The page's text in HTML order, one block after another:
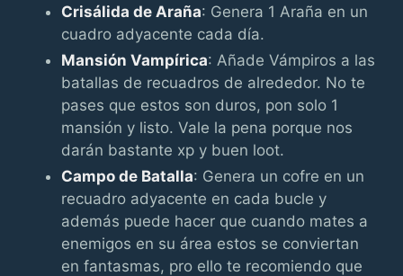
Crisálida de Araña: Genera 1 Araña en un
cuadro adyacente cada día.
Mansión Vampírica: Añade Vámpiros a las
batallas de recuadros de alrededor. No te
pases que estos son duros, pon solo 1
mansión y listo. Vale la pena porque nos
darán bastante xp y buen loot.
Campo de Batalla: Genera un cofre en un
recuadro adyacente en cada bucle y
además puede hacer que cuando mates a
enemigos en su área estos se conviertan
en fantasmas, pro ello te recomiendo que